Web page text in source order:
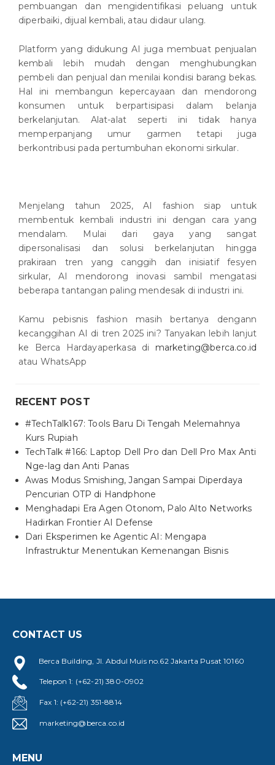
pembuangan dan mengidentifikasi peluang untuk
diperbaiki, dijual kembali, atau didaur ulang.
Platform yang didukung AI juga membuat penjualan
kembali lebih mudah dengan menghubungkan
pembeli dan penjual dan menilai kondisi barang bekas.
Hal ini membangun kepercayaan dan mendorong
konsumen untuk berpartisipasi dalam belanja
berkelanjutan. Alat-alat seperti ini tidak hanya
memperpanjang umur garmen tetapi juga
berkontribusi pada pertumbuhan ekonomi sirkular.
Menjelang tahun 2025, AI fashion siap untuk
membentuk kembali industri ini dengan cara yang
mendalam. Mulai dari gaya yang sangat
dipersonalisasi dan solusi berkelanjutan hingga
prakiraan tren yang canggih dan inisiatif fesyen
sirkular, AI mendorong inovasi sambil mengatasi
beberapa tantangan paling mendesak di industri ini.
Kamu pebisnis fashion masih bertanya dengann
kecanggihan AI di tren 2025 ini? Tanyakan lebih lanjut
ke Berca Hardayaperkasa di marketing@berca.co.id
atau WhatsApp
RECENT POST
#TechTalk167: Tools Baru Di Tengah Melemahnya
Kurs Rupiah
TechTalk #166: Laptop Dell Pro dan Dell Pro Max Anti
Nge-lag dan Anti Panas
Awas Modus Smishing, Jangan Sampai Diperdaya
Pencurian OTP di Handphone
Menghadapi Era Agen Otonom, Palo Alto Networks
Hadirkan Frontier AI Defense
Dari Eksperimen ke Agentic AI: Mengapa
Infrastruktur Menentukan Kemenangan Bisnis
CONTACT US
Berca Building, Jl. Abdul Muis no.62 Jakarta Pusat 10160
Telepon 1: (+62-21) 380-0902
Fax 1: (+62-21) 351-8814
marketing@berca.co.id
MENU